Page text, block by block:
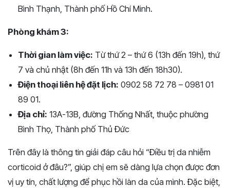
Bình Thạnh, Thành phố Hồ Chí Minh.
Phòng khám 3:
Thời gian làm việc: Từ thứ 2 – thứ 6 (13h đến 19h), thứ
7 và chủ nhật (8h đến 11h và 13h đến 18h30).
Điện thoại liên hệ đặt lịch: 0902 58 72 78 – 0981 01
89 01.
Địa chỉ: 13A-13B, đường Thống Nhất, thuộc phường
Bình Thọ, Thành phố Thủ Đức
Trên đây là thông tin giải đáp câu hỏi “Điều trị da nhiễm
corticoid ở đâu?”, giúp chị em sẽ dàng lựa chọn được đơn
vị uy tín, chất lượng để phục hồi làn da của mình. Đặc biệt,